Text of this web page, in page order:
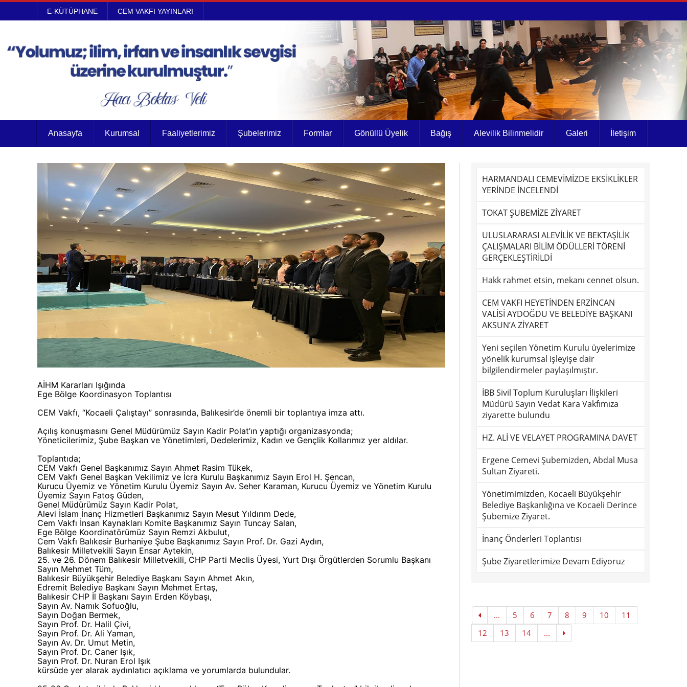
E-KÜTÜPHANE CEM VAKFI YAYINLARI
Anasayfa Kurumsal Faaliyetlerimiz Şubelerimiz Formlar Gönüllü Üyelik Bağış Alevilik Bilinmelidir Galeri İletişim
AİHM Kararları Işığında
Ege Bölge Koordinasyon Toplantısı
CEM Vakfı, “Kocaeli Çalıştayı” sonrasında, Balıkesir’de önemli bir toplantıya imza attı.
Açılış konuşmasını Genel Müdürümüz Sayın Kadir Polat’ın yaptığı organizasyonda;
Yöneticilerimiz, Şube Başkan ve Yönetimleri, Dedelerimiz, Kadın ve Gençlik Kollarımız yer aldılar.
Toplantıda;
CEM Vakfı Genel Başkanımız Sayın Ahmet Rasim Tükek,
CEM Vakfı Genel Başkan Vekilimiz ve İcra Kurulu Başkanımız Sayın Erol H. Şencan,
Kurucu Üyemiz ve Yönetim Kurulu Üyemiz Sayın Av. Seher Karaman, Kurucu Üyemiz ve Yönetim Kurulu
Üyemiz Sayın Fatoş Güden,
Genel Müdürümüz Sayın Kadir Polat,
Alevi İslam İnanç Hizmetleri Başkanımız Sayın Mesut Yıldırım Dede,
Cem Vakfı İnsan Kaynakları Komite Başkanımız Sayın Tuncay Salan,
Ege Bölge Koordinatörümüz Sayın Remzi Akbulut,
Cem Vakfı Balıkesir Burhaniye Şube Başkanımız Sayın Prof. Dr. Gazi Aydın,
Balıkesir Milletvekili Sayın Ensar Aytekin,
25. ve 26. Dönem Balıkesir Milletvekili, CHP Parti Meclis Üyesi, Yurt Dışı Örgütlerden Sorumlu Başkanı
Sayın Mehmet Tüm,
Balıkesir Büyükşehir Belediye Başkanı Sayın Ahmet Akın,
Edremit Belediye Başkanı Sayın Mehmet Ertaş,
Balıkesir CHP İl Başkanı Sayın Erden Köybaşı,
Sayın Av. Namık Sofuoğlu,
Sayın Doğan Bermek,
Sayın Prof. Dr. Halil Çivi,
Sayın Prof. Dr. Ali Yaman,
Sayın Av. Dr. Umut Metin,
Sayın Prof. Dr. Caner Işık,
Sayın Prof. Dr. Nuran Erol Işık
kürsüde yer alarak aydınlatıcı açıklama ve yorumlarda bulundular.
HARMANDALI CEMEVİMİZDE EKSİKLİKLER
YERİNDE İNCELENDİ
TOKAT ŞUBEMİZE ZİYARET
ULUSLARARASI ALEVİLİK VE BEKTAŞİLİK
ÇALIŞMALARI BİLİM ÖDÜLLERİ TÖRENİ
GERÇEKLEŞTİRİLDİ
Hakk rahmet etsin, mekanı cennet olsun.
CEM VAKFI HEYETİNDEN ERZİNCAN
VALİSİ AYDOĞDU VE BELEDİYE BAŞKANI
AKSUN’A ZİYARET
Yeni seçilen Yönetim Kurulu üyelerimize
yönelik kurumsal işleyişe dair
bilgilendirmeler paylaşılmıştır.
İBB Sivil Toplum Kuruluşları İlişkileri
Müdürü Sayın Vedat Kara Vakfımıza
ziyarette bulundu
HZ. ALİ VE VELAYET PROGRAMINA DAVET
Ergene Cemevi Şubemizden, Abdal Musa
Sultan Ziyareti.
Yönetimimizden, Kocaeli Büyükşehir
Belediye Başkanlığına ve Kocaeli Derince
Şubemize Ziyaret.
İnanç Önderleri Toplantısı
Şube Ziyaretlerimize Devam Ediyoruz
... 5 6 7 8 9 10
11
12
13 14 ...